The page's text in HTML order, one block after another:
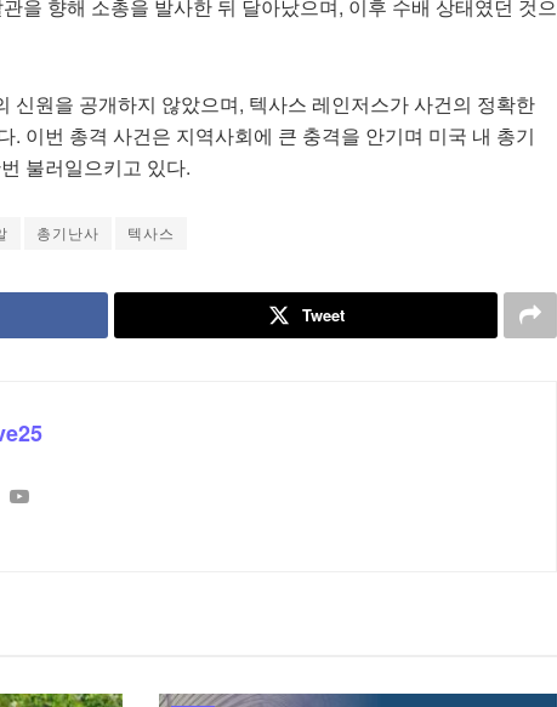
을 향해 소총을 발사한 뒤 달아났으며, 이후 수배 상태였던 것으
신원을 공개하지 않았으며, 텍사스 레인저스가 사건의 정확한
. 이번 총격 사건은 지역사회에 큰 충격을 안기며 미국 내 총기
불러일으키고 있다.
총기난사 텍사스
Tweet